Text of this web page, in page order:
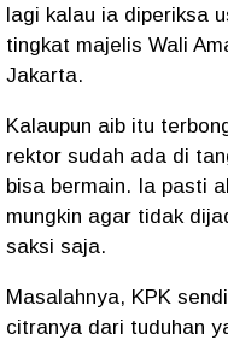
lagi kalau ia diperiksa
tingkat majelis Wali
Jakarta.
Kalaupun aib itu
rektor sudah ada di
bisa bermain. Ia pasti
mungkin agar tidak
saksi saja.
Masalahnya, KPK
citranya dari tuduhan